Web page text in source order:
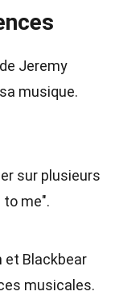
Jeremy
musique.
sur plusieurs
to me".
et Blackbear
musicales.